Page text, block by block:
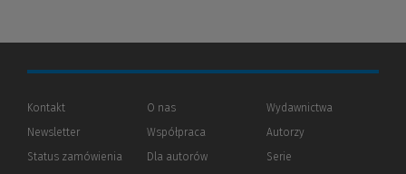
Kontakt
Newsletter
Status zamówienia
O nas
Współpraca
Dla autorów(Nowe
(Link
Wydawnictwa
Autorzy
Serie